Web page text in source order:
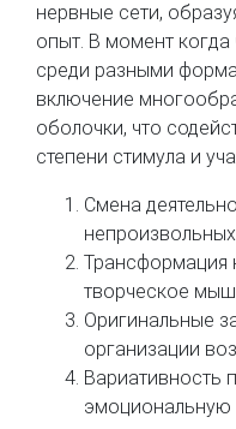
нервные сети,
опыт. В момент когда
среди разными
включение
оболочки, что
степени стимула и
Смена
Трансформация
творческое
Оригинальные
организации
Вариативность
эмоциональную